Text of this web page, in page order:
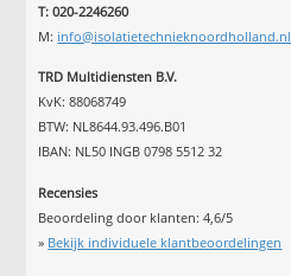
T: 020-2246260
M: info@isolatietechnieknoordholland.nl
TRD Multidiensten B.V.
KvK: 88068749
BTW: NL8644.93.496.B01
IBAN: NL50 INGB 0798 5512 32
Recensies
Beoordeling door klanten:4,6/5
» Bekijk individuele klantbeoordelingen